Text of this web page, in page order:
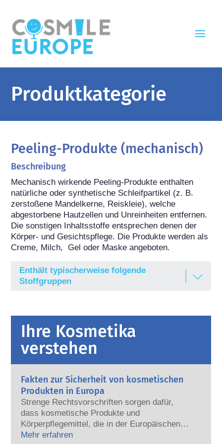
Produktkategorie
Peeling-Produkte (mechanisch)
Beschreibung
Mechanisch wirkende Peeling-Produkte enthalten
natürliche oder synthetische Schleifpartikel (z. B.
zerstoßene Mandelkerne, Reiskleie), welche
abgestorbene Hautzellen und Unreinheiten entfernen.
Die sonstigen Inhaltsstoffe entsprechen denen der
Körper- und Gesichtspflege. Die Produkte werden als
Creme, Milch,  Gel oder Maske angeboten.
Enthält typischerweise folgende
Stoffgruppen
Feuchthaltemittel
Gelbildner
Moisturizer/Feuchtigkeitsspender
Parfüm/Duftstoffe
Putzkörper/Abrasivmittel/Poliermittel
Stabilisatoren
Ihre Kosmetika
verstehen
Fakten zur Sicherheit von kosmetischen
Produkten in Europa
Strenge Rechtsvorschriften sorgen dafür,
dass kosmetische Produkte und
Körperpflegemittel, die in der Europäischen
Union verkauft werden, sicher für die
Mehr erfahren